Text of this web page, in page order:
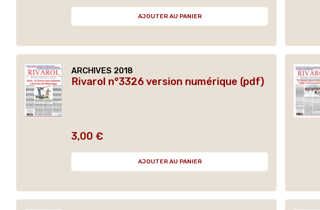
AJOUTER AU PANIER
ARCHIVES 2018
Rivarol n°3326 version numérique (pdf)
Prix
3,00 €
AJOUTER AU PANIER